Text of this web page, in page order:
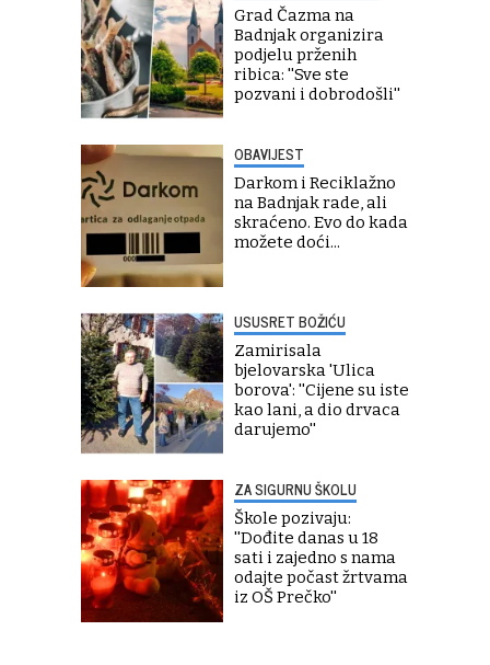
Grad Čazma na
Badnjak organizira
podjelu prženih
ribica: ''Sve ste
pozvani i dobrodošli''
OBAVIJEST
Darkom i Reciklažno
na Badnjak rade, ali
skraćeno. Evo do kada
možete doći...
USUSRET BOŽIĆU
Zamirisala
bjelovarska 'Ulica
borova': ''Cijene su iste
kao lani, a dio drvaca
darujemo''
ZA SIGURNU ŠKOLU
Škole pozivaju:
''Dođite danas u 18
sati i zajedno s nama
odajte počast žrtvama
iz OŠ Prečko''